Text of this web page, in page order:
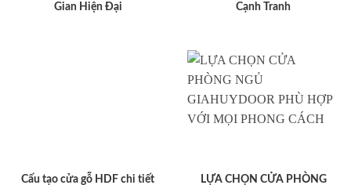
Gian Hiện Đại
Cạnh Tranh
Cấu tạo cửa gỗ HDF chi tiết
LỰA CHỌN CỬA PHÒNG